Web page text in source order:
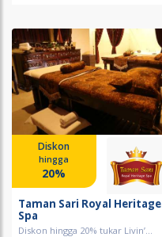
Diskon
hingga
20%
Taman Sari Royal Heritage
Spa
Diskon hingga 20% tukar Livin’...